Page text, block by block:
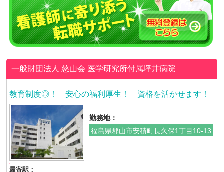
一般財団法人 慈山会 医学研究所付属坪井病院
教育制度◎！ 安心の福利厚生！ 資格を活かせます！
勤務地：
福島県郡山市安積町長久保1丁目10-13
最寄駅：